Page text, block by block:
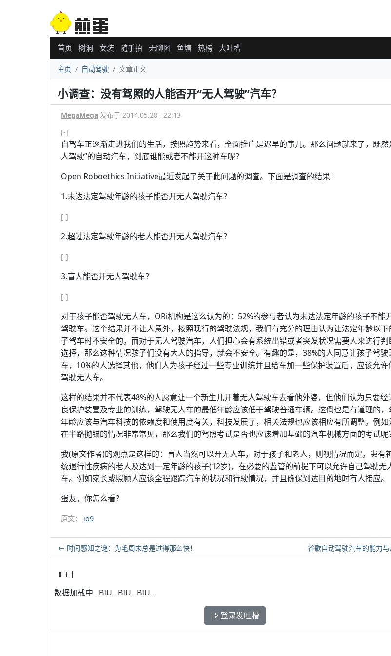
首页 树洞 女装 随手拍 无聊图 鱼塘 热榜 大吐槽
主页 自动驾驶 文章正文
小调查：没有驾照的人能否开“无人驾驶”汽车？
MegaMega 发布于 2014.05.28 , 22:13
[-]
自驾车正逐渐走进我们的生活，按照趋势来看，全面推广是迟早的事儿。那么问题就来了，既然
人驾驶”的自动汽车，到底谁能或者不能开这种车呢？
Open Roboethics Initiative最近发起了关于此问题的调查。下面是调查的结果：
1.未达法定驾驶年龄的孩子能否开无人驾驶汽车？
[-]
2.超过法定驾驶年龄的老人能否开无人驾驶汽车？
[-]
3.盲人能否开无人驾驶车？
[-]
对于孩子能否驾驶无人车，ORi机构是这么认为的：52%的参与者认为未达法定年龄的孩子不能
驾驶车。这个结果并不让人意外，按照现行的驾驶法规，我们有充分的理由认为让法定年龄以下
子驾车时不安全的。而对于无人驾驶汽车，人们担心会有系统出错或者突发状况需要人来进行判
选择，那么这种情况孩子们没有大人的指导，就会不安全。有趣的是，38%的人同意让孩子驾驶
车，10%的人选择其他，他们人为孩子经过一些专业训练并且给车加一些保护装置后，应该允许
驾驶无人车。
这样的结果并不代表48%的人愿意让一个新生儿开着无人驾驶车去看他外婆，但他们认为只要经
良保护装置及专业的训练，驾驶无人车的最低年龄应该低于驾驶普通车辆。这倒也是有道理的，
年龄应该与汽车科技的依赖度和使用度有关，科技发展了，相关法规也应该相应有所调整。例如
在半路抛锚的情况非常常见，那么我们的驾照考试是否也应该增加基础的汽车机械方面的考试呢
我(原文作者)的观点是这样的：盲人当然可以开无人车，对于孩子和老人，则视情况而定。患有
统退行性疾病的老人及达到一定年龄的孩子(12岁)，在必要的监管的前提下可以允许自己驾驶无
车。例如家长或照顾人应该全程跟踪汽车的状况和行驶情况，并且确保到达目的地时有人接应。
蛋友，你怎么看？
原文： io9
时间感知之谜：为毛周末总是过得那么快！ 谷歌自动驾驶汽车的能力与
数据加载中...BIU...BIU...BIU...
登录发吐槽